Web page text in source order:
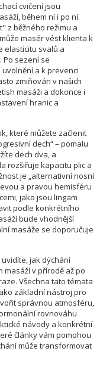
cvičení jsou
během ní i po ní.
z běžného režimu a
masér vést klienta k
elasticitu svalů a
Po sezení se
a k prevenci
zmiňován v našich
masáži a dokonce i
hranic a
které můžete začlenit
dech“ – pomalu
dech dva, a
rozšiřuje kapacitu plic a
je „alternativní nosní
a pravou hemisféru
jako jsou lingam
podle konkrétního
bude vhodnější
masáže se doporučuje
jak dýchání
v přírodě až po
Všechna tato témata
základní nástroj pro
správnou atmosféru,
rovnováhu
návody a konkrétní
články vám pomohou
může transformovat